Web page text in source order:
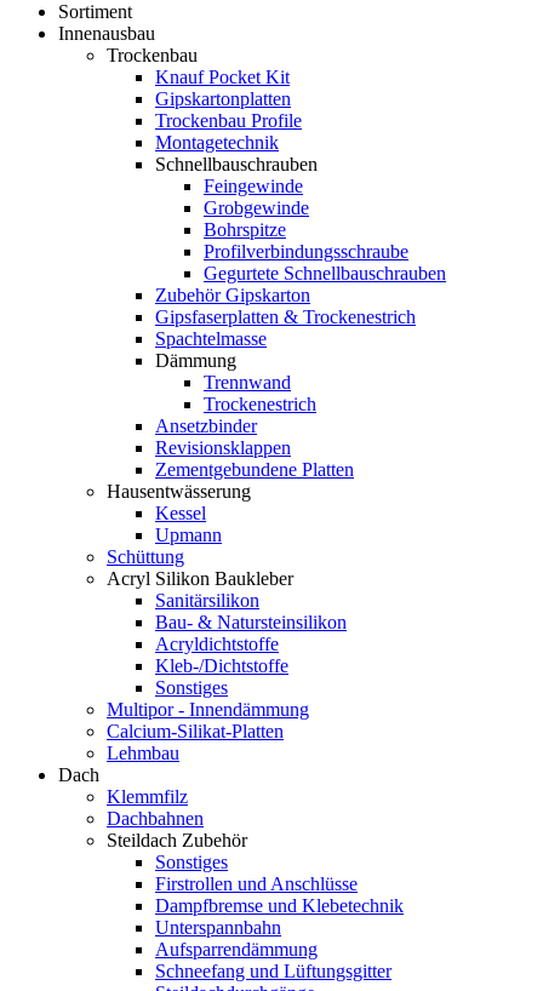
Sortiment
Innenausbau
Trockenbau
Knauf Pocket Kit
Gipskartonplatten
Trockenbau Profile
Montagetechnik
Schnellbauschrauben
Feingewinde
Grobgewinde
Bohrspitze
Profilverbindungsschraube
Gegurtete Schnellbauschrauben
Zubehör Gipskarton
Gipsfaserplatten & Trockenestrich
Spachtelmasse
Dämmung
Trennwand
Trockenestrich
Ansetzbinder
Revisionsklappen
Zementgebundene Platten
Hausentwässerung
Kessel
Upmann
Schüttung
Acryl Silikon Baukleber
Sanitärsilikon
Bau- & Natursteinsilikon
Acryldichtstoffe
Kleb-/Dichtstoffe
Sonstiges
Multipor - Innendämmung
Calcium-Silikat-Platten
Lehmbau
Dach
Klemmfilz
Dachbahnen
Steildach Zubehör
Sonstiges
Firstrollen und Anschlüsse
Dampfbremse und Klebetechnik
Unterspannbahn
Aufsparrendämmung
Schneefang und Lüftungsgitter